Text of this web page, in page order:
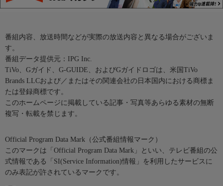
番組内容、放送時間などが実際の放送内容と異なる場合がございま
す。
番組データ提供元：IPG Inc.
TiVo、Gガイド、G-GUIDE、およびGガイドロゴは、米国TiVo
Brands LLCおよび／またはその関連会社の日本国内における商標ま
たは登録商標です。
このホームページに掲載している記事・写真等あらゆる素材の無断
複写・転載を禁じます。
Official Program Data Mark（公式番組情報マーク）
このマークは「Official Program Data Mark」といい、テレビ番組の公
式情報である「SI(Service Information)情報」を利用したサービスに
のみ表記が許されているマークです。